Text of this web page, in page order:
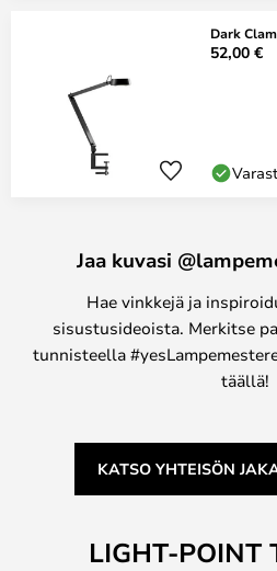
Dark
52,00 €
Jaa kuvasi
Hae vinkkejä ja
sisustusideoista. Merkitse
tunnisteella
täällä!
KATSO YHTEISÖN
LIGHT-POINT